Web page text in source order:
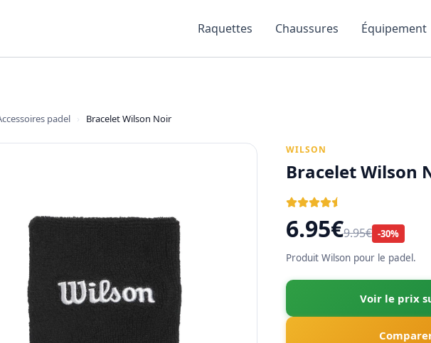
Raquettes Chaussures Équipement
padel › Bracelet Wilson Noir
WILSON
Bracelet Wilson
6.95€9.95€ -30%
Produit Wilson pour le padel.
Voir le prix